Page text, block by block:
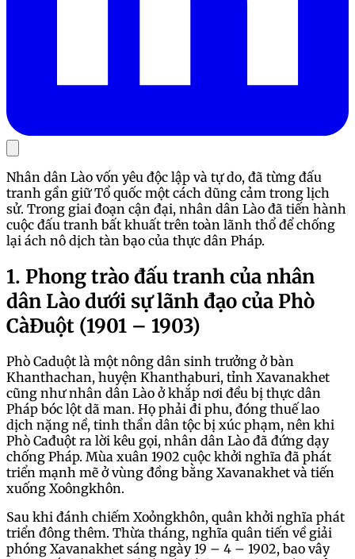
Nhân dân Lào vốn yêu độc lập và tự do, đã từng đấu
tranh gần giữ Tổ quốc một cách dũng cảm trong lịch
sử. Trong giai đoạn cận đại, nhân dân Lào đã tiến hành
cuộc đấu tranh bất khuất trên toàn lãnh thổ để chống
lại ách nô dịch tàn bạo của thực dân Pháp.
1. Phong trào đấu tranh của nhân
dân Lào dưới sự lãnh đạo của Phò
CàĐuột (1901 – 1903)
Phò Caduột là một nông dân sinh trưởng ở bàn
Khanthachan, huyện Khanthaburi, tỉnh Xavanakhet
cũng như nhân dân Lào ở khắp nơi đều bị thực dân
Pháp bóc lột dã man. Họ phải đi phu, đóng thuế lao
dịch nặng nề, tinh thần dân tộc bị xúc phạm, nên khi
Phò Cađuột ra lời kêu gọi, nhân dân Lào đã đứng dạy
chống Pháp. Mùa xuân 1902 cuộc khởi nghĩa đã phát
triển mạnh mẽ ở vùng đồng bằng Xavanakhet và tiến
xuống Xoôngkhôn.
Sau khi đánh chiếm Xoỏngkhôn, quân khởi nghĩa phát
triển đông thêm. Thừa tháng, nghĩa quân tiến về giải
phóng Xavanakhet sáng ngày 19 – 4 – 1902, bao vây